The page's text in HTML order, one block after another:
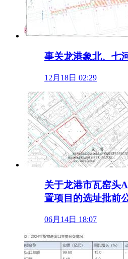
事关龙港象北、七
12月18日 02:29
关于龙港市瓦窑头
置项目的选址批前
06月14日 18:07